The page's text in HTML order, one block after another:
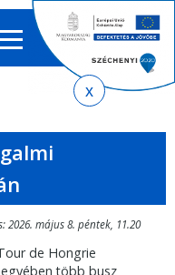
EN HU
űrlap
2026. május 8. péntek, 11.20
de Hongrie
több busz